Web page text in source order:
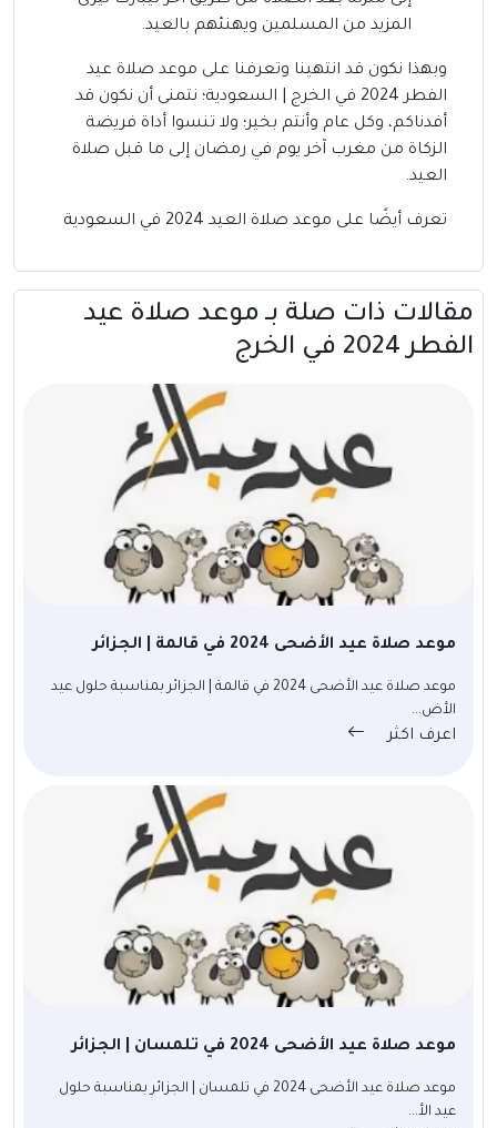
المزيد من المسلمين ويهنئهم بالعيد.
وبهذا نكون قد انتهينا وتعرفنا على موعد صلاة عيد
الفطر 2024 في الخرج | السعودية؛ نتمنى أن نكون قد
أفدناكم، وكل عام وأنتم بخير؛ ولا تنسوا أداة فريضة
الزكاة من مغرب آخر يوم في رمضان إلى ما قبل صلاة
العيد.
تعرف أيضًا على موعد صلاة العيد 2024 في السعودية
مقالات ذات صلة بــ موعد صلاة عيد
الفطر 2024 في الخرج
موعد صلاة عيد الأضحى 2024 في قالمة | الجزائر
موعد صلاة عيد الأضحى 2024 في قالمة | الجزائر بمناسبة حلول عيد
الأض...
اعرف اكثر
موعد صلاة عيد الأضحى 2024 في تلمسان | الجزائر
موعد صلاة عيد الأضحى 2024 في تلمسان | الجزائر بمناسبة حلول
عيد الأ...